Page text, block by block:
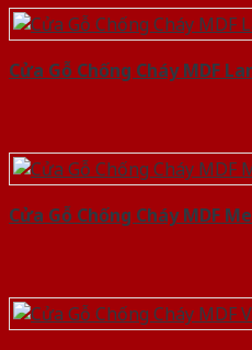
Cửa Gỗ Chống Cháy MDF
Cửa Gỗ Chống Cháy MDF